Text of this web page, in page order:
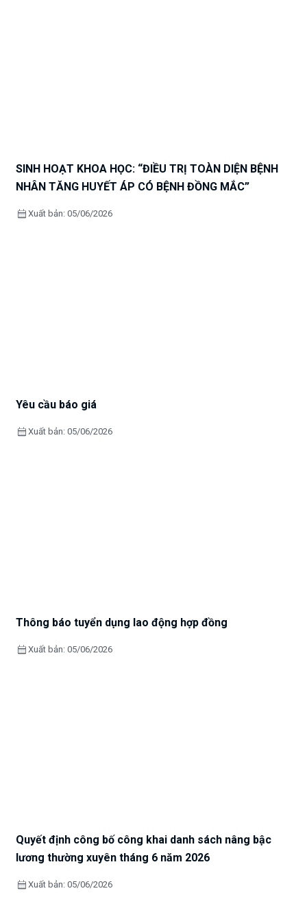
SINH HOẠT KHOA HỌC: “ĐIỀU TRỊ TOÀN DIỆN BỆNH
NHÂN TĂNG HUYẾT ÁP CÓ BỆNH ĐỒNG MẮC”
calendar_month Xuất bản: 05/06/2026
Yêu cầu báo giá
calendar_month Xuất bản: 05/06/2026
Thông báo tuyển dụng lao động hợp đồng
calendar_month Xuất bản: 05/06/2026
Quyết định công bố công khai danh sách nâng bậc
lương thường xuyên tháng 6 năm 2026
calendar_month Xuất bản: 05/06/2026